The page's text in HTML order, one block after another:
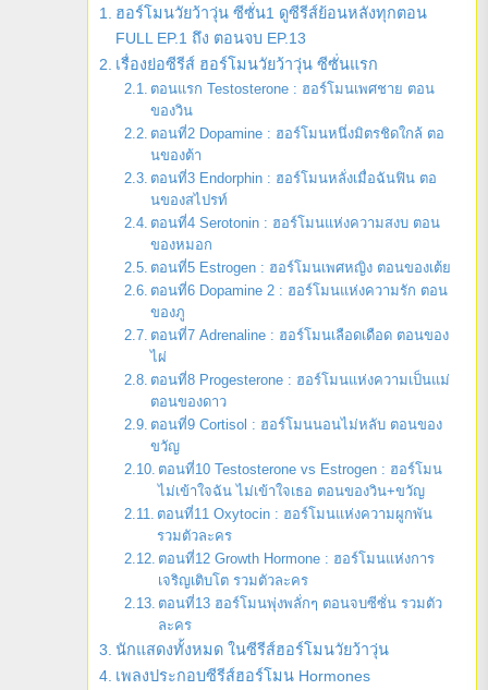
ฮอร์โมนวัยว้าวุ่น ซีซั่น1 ดูซีรีส์ย้อนหลังทุกตอน
FULL EP.1 ถึง ตอนจบ EP.13
เรื่องย่อซีรีส์ ฮอร์โมนวัยว้าวุ่น ซีซั่นแรก
ตอนแรก Testosterone : ฮอร์โมนเพศชาย ตอน
ของวิน
ตอนที่2 Dopamine : ฮอร์โมนหนึ่งมิตรชิดใกล้ ตอ
นของต้า
ตอนที่3 Endorphin : ฮอร์โมนหลั่งเมื่อฉันฟิน ตอ
นของสไปรท์
ตอนที่4 Serotonin : ฮอร์โมนแห่งความสงบ ตอน
ของหมอก
ตอนที่5 Estrogen : ฮอร์โมนเพศหญิง ตอนของเต้ย
ตอนที่6 Dopamine 2 : ฮอร์โมนแห่งความรัก ตอน
ของภู
ตอนที่7 Adrenaline : ฮอร์โมนเลือดเดือด ตอนของ
ไผ่
ตอนที่8 Progesterone : ฮอร์โมนแห่งความเป็นแม่
ตอนของดาว
ตอนที่9 Cortisol : ฮอร์โมนนอนไม่หลับ ตอนของ
ขวัญ
ตอนที่10 Testosterone vs Estrogen : ฮอร์โมน
ไม่เข้าใจฉัน ไม่เข้าใจเธอ ตอนของวิน+ขวัญ
ตอนที่11 Oxytocin : ฮอร์โมนแห่งความผูกพัน
รวมตัวละคร
ตอนที่12 Growth Hormone : ฮอร์โมนแห่งการ
เจริญเติบโต รวมตัวละคร
ตอนที่13 ฮอร์โมนพุ่งพลั่กๆ ตอนจบซีซั่น รวมตัว
ละคร
นักแสดงทั้งหมด ในซีรีส์ฮอร์โมนวัยว้าวุ่น
เพลงประกอบซีรีส์ฮอร์โมน Hormones